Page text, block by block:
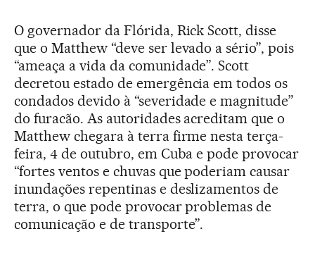
O governador da Flórida, Rick Scott, disse
que o Matthew “deve ser levado a sério”, pois
“ameaça a vida da comunidade”. Scott
decretou estado de emergência em todos os
condados devido à “severidade e magnitude”
do furacão. As autoridades acreditam que o
Matthew chegara à terra firme nesta terça-
feira, 4 de outubro, em Cuba e pode provocar
“fortes ventos e chuvas que poderiam causar
inundações repentinas e deslizamentos de
terra, o que pode provocar problemas de
comunicação e de transporte”.